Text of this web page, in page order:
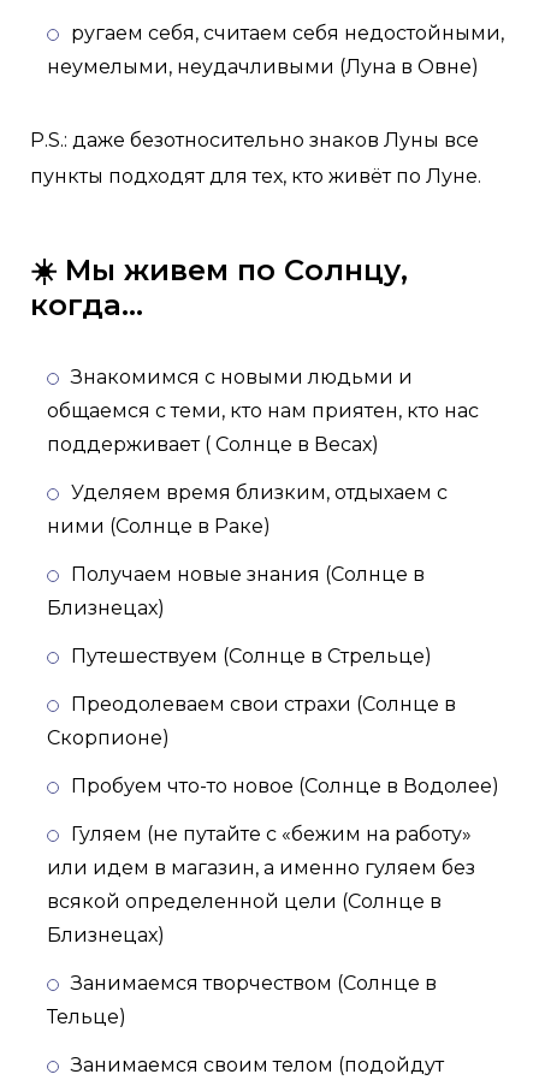
ругаем себя, считаем себя недостойными,
неумелыми, неудачливыми (Луна в Овне)
P.S.: даже безотносительно знаков Луны все
пункты подходят для тех, кто живёт по Луне.
☀️ Мы живем по Солнцу,
когда...
Знакомимся с новыми людьми и
общаемся с теми, кто нам приятен, кто нас
поддерживает ( Солнце в Весах)
Уделяем время близким, отдыхаем с
ними (Солнце в Раке)
Получаем новые знания (Солнце в
Близнецах)
Путешествуем (Солнце в Стрельце)
Преодолеваем свои страхи (Солнце в
Скорпионе)
Пробуем что-то новое (Солнце в Водолее)
Гуляем (не путайте с «бежим на работу»
или идем в магазин, а именно гуляем без
всякой определенной цели (Солнце в
Близнецах)
Занимаемся творчеством (Солнце в
Тельце)
Занимаемся своим телом (подойдут